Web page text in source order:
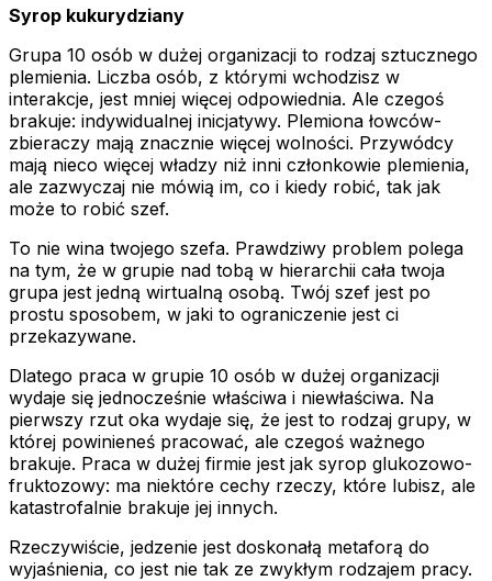
Syrop kukurydziany
Grupa 10 osób w dużej organizacji to rodzaj sztucznego
plemienia. Liczba osób, z którymi wchodzisz w
interakcje, jest mniej więcej odpowiednia. Ale czegoś
brakuje: indywidualnej inicjatywy. Plemiona łowców-
zbieraczy mają znacznie więcej wolności. Przywódcy
mają nieco więcej władzy niż inni członkowie plemienia,
ale zazwyczaj nie mówią im, co i kiedy robić, tak jak
może to robić szef.
To nie wina twojego szefa. Prawdziwy problem polega
na tym, że w grupie nad tobą w hierarchii cała twoja
grupa jest jedną wirtualną osobą. Twój szef jest po
prostu sposobem, w jaki to ograniczenie jest ci
przekazywane.
Dlatego praca w grupie 10 osób w dużej organizacji
wydaje się jednocześnie właściwa i niewłaściwa. Na
pierwszy rzut oka wydaje się, że jest to rodzaj grupy, w
której powinieneś pracować, ale czegoś ważnego
brakuje. Praca w dużej firmie jest jak syrop glukozowo-
fruktozowy: ma niektóre cechy rzeczy, które lubisz, ale
katastrofalnie brakuje jej innych.
Rzeczywiście, jedzenie jest doskonałą metaforą do
wyjaśnienia, co jest nie tak ze zwykłym rodzajem pracy.